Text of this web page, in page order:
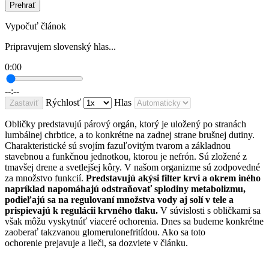
Prehrať
Vypočuť článok
Pripravujem slovenský hlas...
0:00
--:--
Zastaviť Rýchlosť Hlas
Obličky predstavujú párový orgán, ktorý je uložený po stranách
lumbálnej chrbtice, a to konkrétne na zadnej strane brušnej dutiny.
Charakteristické sú svojím fazuľovitým tvarom a základnou
stavebnou a funkčnou jednotkou, ktorou je nefrón. Sú zložené z
tmavšej drene a svetlejšej kôry. V našom organizme sú zodpovedné
za množstvo funkcií. Predstavujú akýsi filter krvi a okrem iného
napríklad napomáhajú odstraňovať splodiny metabolizmu,
podieľajú sa na regulovaní množstva vody aj solí v tele a
prispievajú k regulácii krvného tlaku. V súvislosti s obličkami sa
však môžu vyskytnúť viaceré ochorenia. Dnes sa budeme konkrétne
zaoberať takzvanou glomerulonefritídou. Ako sa toto
ochorenie prejavuje a lieči, sa dozviete v článku.